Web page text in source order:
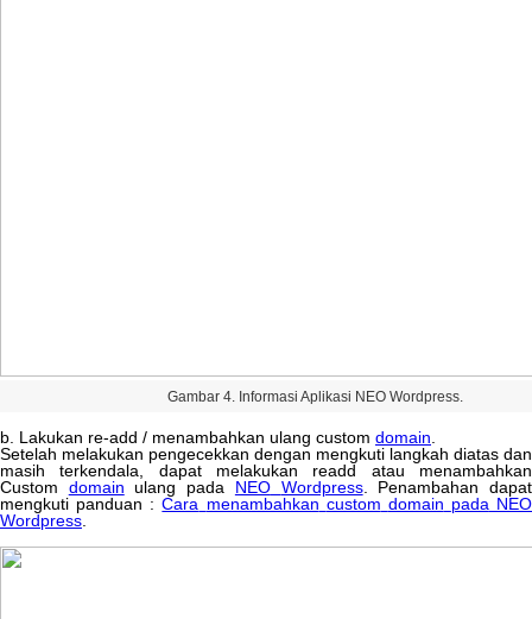
Gambar 4. Informasi Aplikasi NEO Wordpress.
b. Lakukan re-add / menambahkan ulang custom domain.
Setelah melakukan pengecekkan dengan mengkuti langkah diatas dan
masih
terkendala, dapat melakukan readd atau
menambahkan
Custom
domain ulang pada NEO Wordpress. Penambahan
dapat
mengkuti panduan : Cara menambahkan custom domain pada NEO
Wordpress.